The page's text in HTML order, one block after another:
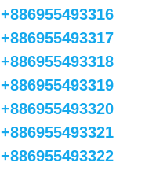
+886955493316
+886955493317
+886955493318
+886955493319
+886955493320
+886955493321
+886955493322